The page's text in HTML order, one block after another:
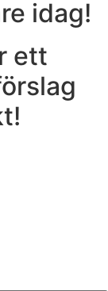
idag!
ett